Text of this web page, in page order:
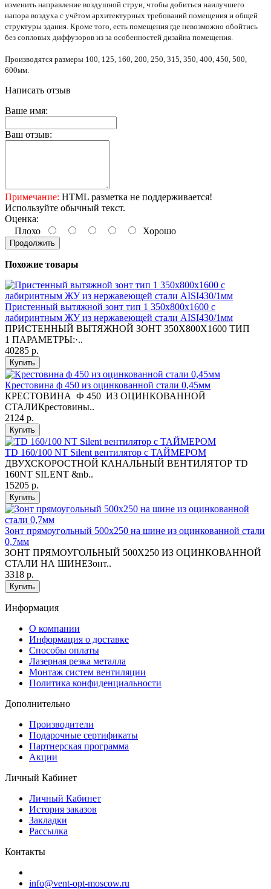
изменить направление воздушной струи, чтобы добиться наилучшего
напора воздуха с учётом архитектурных требований помещения и общей
структуры здания. Кроме того, есть помещения где невозможно обойтись
без сопловых диффузоров из за особенностей дизайна помещения.
Производятся размеры 100, 125, 160, 200, 250, 315, 350, 400, 450, 500,
600мм.
Написать отзыв
Ваше имя:
Ваш отзыв:
Примечание: HTML разметка не поддерживается!
Используйте обычный текст.
Оценка:
Плохо
Хорошо
Продолжить
Похожие товары
Пристенный вытяжной зонт тип 1 350х800х1600 с
лабиринтным ЖУ из нержавеющей стали AISI430/1мм
ПРИСТЕННЫЙ ВЫТЯЖНОЙ ЗОНТ 350X800X1600 ТИП
1 ПАРАМЕТРЫ:·..
40285 р.
Купить
Крестовина ф 450 из оцинкованной стали 0,45мм
КРЕСТОВИНА Ф 450 ИЗ ОЦИНКОВАННОЙ
СТАЛИКрестовины..
2124 р.
Купить
TD 160/100 NT Silent вентилятор с ТАЙМЕРОМ
ДВУХСКОРОСТНОЙ КАНАЛЬНЫЙ ВЕНТИЛЯТОР TD
160NT SILENT &nb..
15205 р.
Купить
Зонт прямоугольный 500х250 на шине из оцинкованной стали
0,7мм
ЗОНТ ПРЯМОУГОЛЬНЫЙ 500Х250 ИЗ ОЦИНКОВАННОЙ
СТАЛИ НА ШИНЕЗонт..
3318 р.
Купить
Информация
O компании
Информация о доставке
Способы оплаты
Лазерная резка металла
Монтаж систем вентиляции
Политика конфиденциальности
Дополнительно
Производители
Подарочные сертификаты
Партнерская программа
Акции
Личный Кабинет
Личный Кабинет
История заказов
Закладки
Рассылка
Контакты
info@vent-opt-moscow.ru